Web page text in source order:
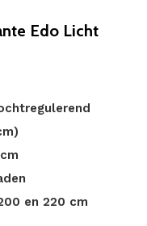
Edo Licht
en 220 cm